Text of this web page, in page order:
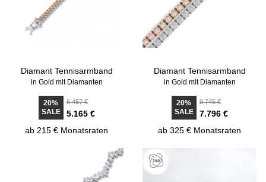
Diamant Tennisarmband
in Gold mit Diamanten
20%
SALE
6.457 €
5.165 €
ab 215 € Monatsraten
Diamant Tennisarmband
in Gold mit Diamanten
20%
SALE
9.745 €
7.796 €
ab 325 € Monatsraten